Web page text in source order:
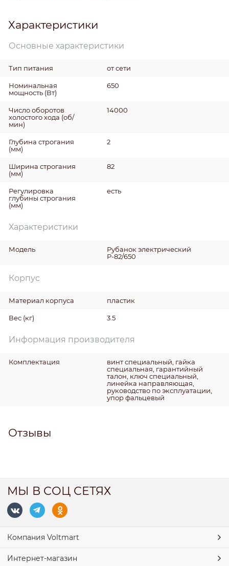
Характеристики
Основные характеристики
Тип питания от сети
Номинальная
мощность (Вт)
650
Число оборотов
холостого хода (об/
мин)
14000
Глубина строгания
(мм)
2
Ширина строгания
(мм)
82
Регулировка
глубины строгания
(мм)
есть
Характеристики
Модель
Рубанок электрический
Р-82/650
Корпус
Материал корпуса пластик
Вес (кг) 3.5
Информация производителя
Комплектация
винт специальный, гайка
специальная, гарантийный
талон, ключ специальный,
линейка направляющая,
руководство по эксплуатации,
упор фальцевый
Отзывы
МЫ В СОЦ СЕТЯХ
Компания Voltmart
Интернет-магазин